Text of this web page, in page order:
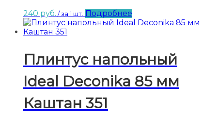
240 руб. / за 1 шт. Подробнее
Плинтус напольный
Ideal Deconika 85 мм
Каштан 351